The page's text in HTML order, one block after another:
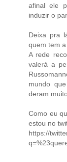
afinal ele
induzir o
Deixa pra
quem tem
A rede
valerá a
mundo
deram muito
Como eu
estou no
https://